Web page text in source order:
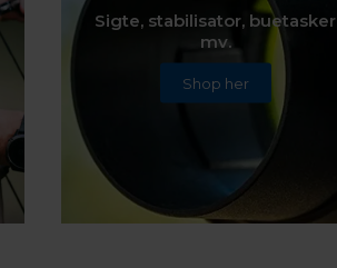
Sigte, stabilisator, buetasker
mv.
Shop her